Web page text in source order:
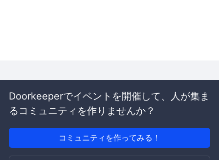
Doorkeeperでイベントを開催して、人が集ま
るコミュニティを作りませんか？
コミュニティを作ってみる！